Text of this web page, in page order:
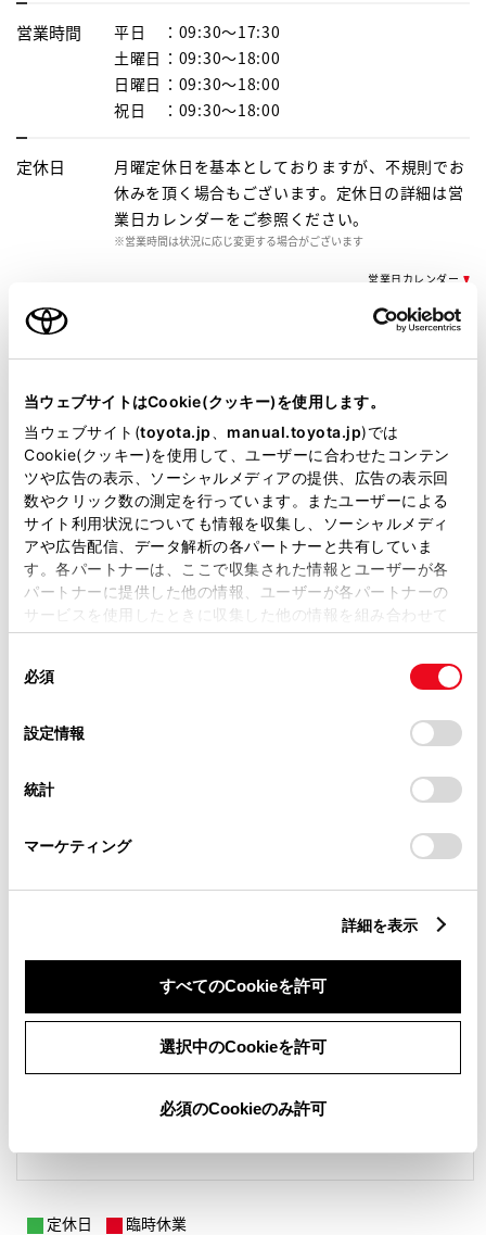
当ウェブサイトはCookie(クッキー)を使用します。
当ウェブサイト(toyota.jp manual.toyota.jp)では
Cookie(クッキー)を使用して、ユーザーに合わせたコンテン
ツや広告の表示、ソーシャルメディアの提供、広告の表示回
数やクリック数の測定を行っています。またユーザーによる
サイト利用状況についても情報を収集し、ソーシャルメディ
アや広告配信、データ解析の各パートナーと共有していま
す。各パートナーは、ここで収集された情報とユーザーが各
パートナーに提供した他の情報、ユーザーが各パートナーの
サービスを使用したときに収集した他の情報を組み合わせて
使用することがあります。当ウェブサイトの使用を続行する
デバイスにすべてのCookie(クッキー)が保存されることに同
意したことになります。Cookie(クッキー)のオプトアウト、
設定の変更、同意を撤回したりするにあたっては、当社の
「Cookie（クッキー）情報の取り扱いについて
」をご覧くだ
必須
設定情報
統計
マーケティング
詳細を表示
すべてのCookieを許可
選択中のCookieを許可
必須のCookieのみ許可
営業時間 平日
：09:30～17:30
土曜日 ：09:30～18:00
日曜日 ：09:30～18:00
祝日
：09:30～18:00
定休日
月曜定休日を基本としておりますが、不規則でお
休みを頂く場合もございます。定休日の詳細は営
業日カレンダーをご参照ください。
※営業時間は状況に応じ変更する場合がございます
営業日カレンダー
施設情報・
扱店
授乳室
G-Station 介助専門士のいるお店
WiFi
この販売店のウェブサイトはこちら
定休日 臨時休業